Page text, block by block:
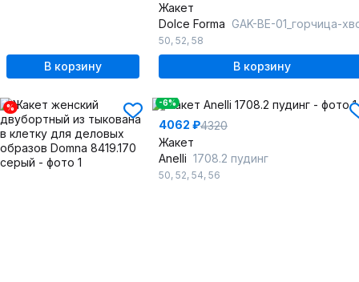
В корзину
Жакет
Dolce Forma GAK-BE-01_горчица-
50, 52, 58
В корзину
% -6%
4062 ₽4320
Жакет
Anelli 1708.2 пудинг
50, 52, 54, 56